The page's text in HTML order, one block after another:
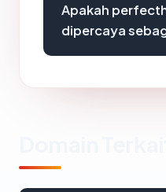
Apakah
dipercaya